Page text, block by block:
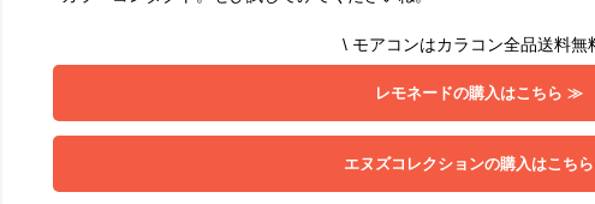
\ モアコンはカラコン全品送料無
レモネードの購入はこちら ≫
エヌズコレクションの購入はこち